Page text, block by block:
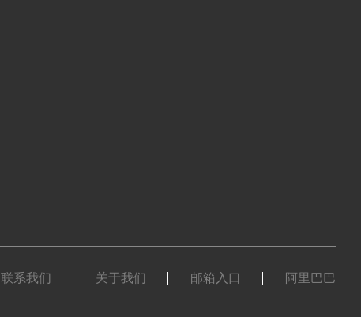
联系我们 关于我们 邮箱入口 阿里巴巴